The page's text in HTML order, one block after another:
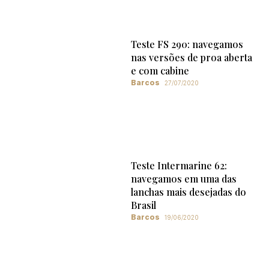
Teste FS 290: navegamos
nas versões de proa aberta
e com cabine
Barcos 27/07/2020
Teste Intermarine 62:
navegamos em uma das
lanchas mais desejadas do
Brasil
Barcos 19/06/2020